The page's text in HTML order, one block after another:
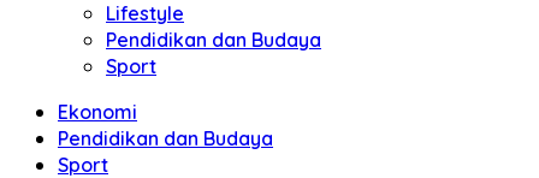
Lifestyle
Pendidikan dan Budaya
Sport
Ekonomi
Pendidikan dan Budaya
Sport